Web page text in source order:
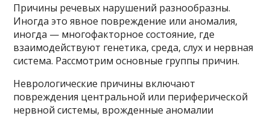
Причины речевых нарушений разнообразны.
Иногда это явное повреждение или аномалия,
иногда — многофакторное состояние, где
взаимодействуют генетика, среда, слух и нервная
система. Рассмотрим основные группы причин.
Неврологические причины включают
повреждения центральной или периферической
нервной системы, врожденные аномалии